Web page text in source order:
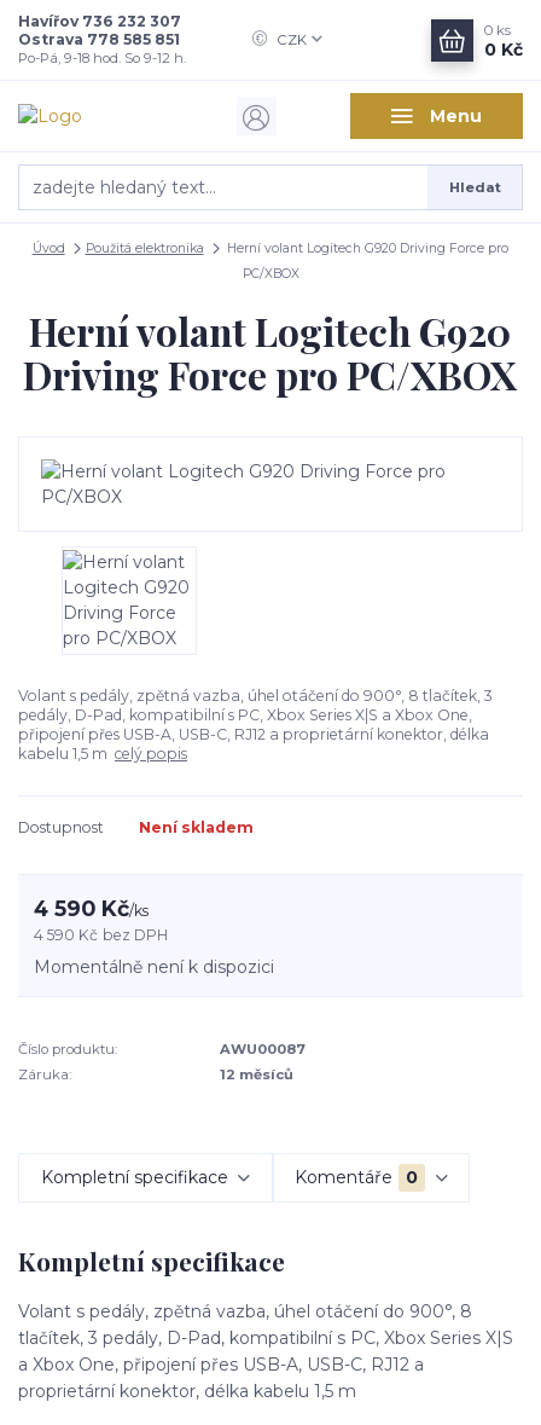
Menu
CZK
Hledat
Havířov 736 232 307
Ostrava 778 585 851
Po-Pá, 9-18 hod. So 9-12 h.
0 ks
0 Kč
Úvod Použitá elektronika
Herní volant Logitech G920 Driving Force pro
PC/XBOX
Herní volant Logitech G920
Driving Force pro PC/XBOX
Volant s pedály, zpětná vazba, úhel otáčení do 900°, 8 tlačítek, 3
pedály, D-Pad, kompatibilní s PC, Xbox Series X|S a Xbox One,
připojení přes USB-A, USB-C, RJ12 a proprietární konektor, délka
kabelu 1,5 m celý popis
Dostupnost Není skladem
4 590 Kč/ks
4 590 Kč bez DPH
Momentálně není k dispozici
Číslo produktu:
AWU00087
Záruka:
12 měsíců
Kompletní specifikace Komentáře 0
Kompletní specifikace
Volant s pedály, zpětná vazba, úhel otáčení do 900°, 8
tlačítek, 3 pedály, D-Pad, kompatibilní s PC, Xbox Series X|S
a Xbox One, připojení přes USB-A, USB-C, RJ12 a
proprietární konektor, délka kabelu 1,5 m